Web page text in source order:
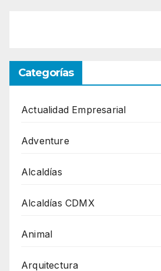
Categorías
Actualidad Empresarial
Adventure
Alcaldías
Alcaldías CDMX
Animal
Arquitectura